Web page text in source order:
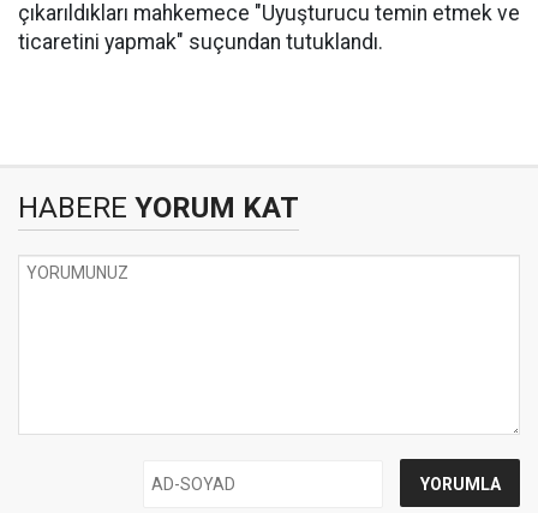
çıkarıldıkları mahkemece "Uyuşturucu temin etmek ve
ticaretini yapmak" suçundan tutuklandı.
HABERE YORUM KAT